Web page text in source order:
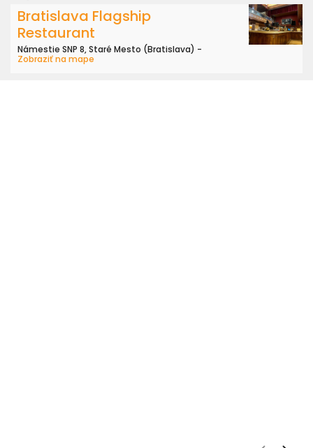
Bratislava Flagship
Restaurant
Námestie SNP 8, Staré Mesto (Bratislava) -
Zobraziť na mape